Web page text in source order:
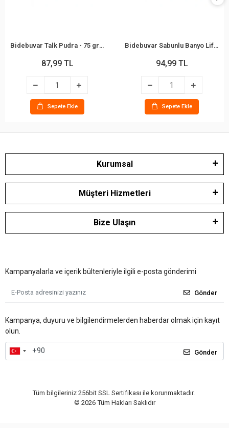
Bidebuvar Talk Pudra - 75 gr - Bebek ve Çocuklar İçin
87,99 TL
Sepete Ekle
Bidebuvar Sabunlu Banyo Lifi - Okyanus Kokulu
94,99 TL
Sepete Ekle
Kurumsal
Müşteri Hizmetleri
Bize Ulaşın
Kampanyalarla ve içerik bültenleriyle ilgili e-posta gönderimi
Gönder
Kampanya, duyuru ve bilgilendirmelerden haberdar olmak için kayıt
olun.
Gönder
Tüm bilgileriniz 256bit SSL Sertifikası ile korunmaktadır.
© 2026 Tüm Hakları Saklıdır